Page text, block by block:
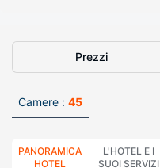
Prezzi
Camere : 45
PANORAMICA
HOTEL
L'HOTEL E I
SUOI SERVIZI